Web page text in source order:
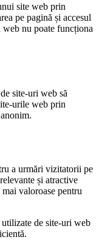
site web prin
pe pagină și accesul
nu poate funcționa
site-uri web să
urile web prin
a urmări vizitatorii pe
și atractive
valoroase pentru
de site-uri web